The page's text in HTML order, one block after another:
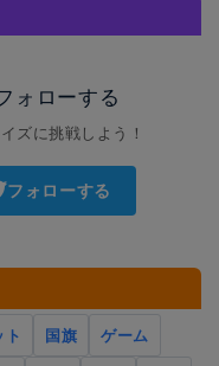
ォローする
ズに挑戦しよう！
フォローする
国旗
ゲーム